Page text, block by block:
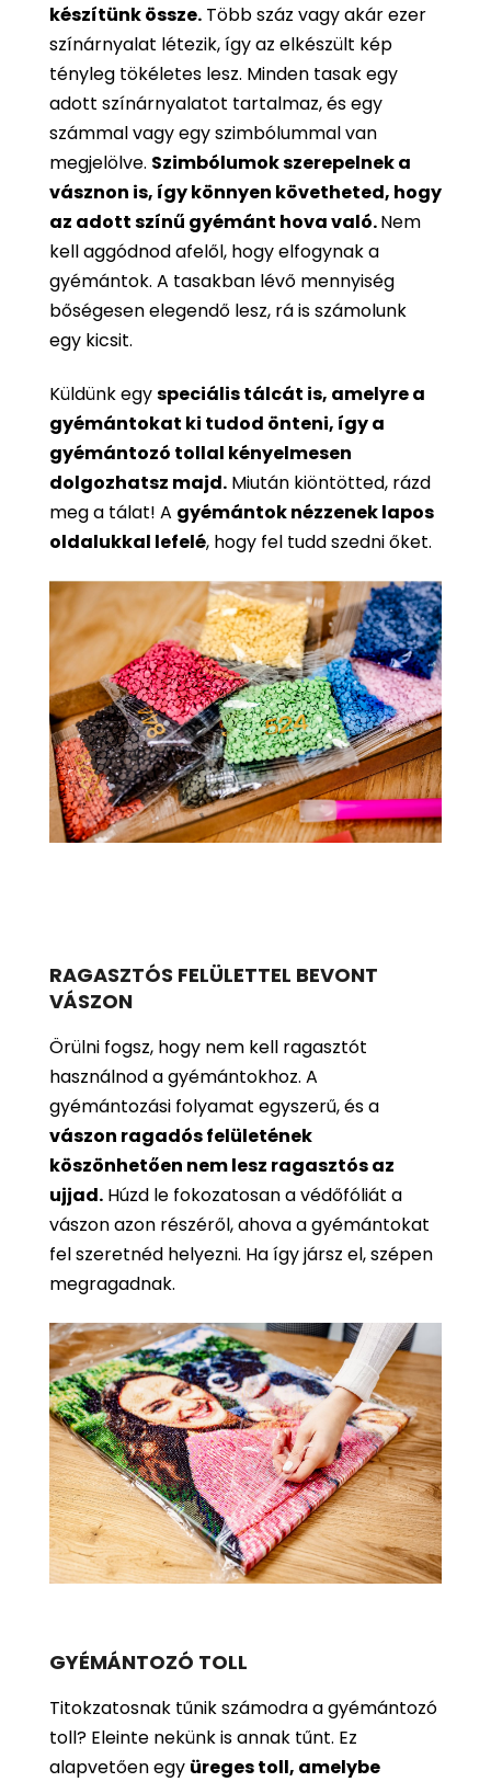
készítünk össze. Több száz vagy akár ezer
színárnyalat létezik, így az elkészült kép
tényleg tökéletes lesz. Minden tasak egy
adott színárnyalatot tartalmaz, és egy
számmal vagy egy szimbólummal van
megjelölve. Szimbólumok szerepelnek a
vásznon is, így könnyen követheted, hogy
az adott színű gyémánt hova való.Nem
kell aggódnod afelől, hogy elfogynak a
gyémántok. A tasakban lévő mennyiség
bőségesen elegendő lesz, rá is számolunk
egy kicsit.
Küldünk egyspeciális tálcát is, amelyre a
gyémántokat ki tudod önteni, így a
gyémántozó tollal kényelmesen
dolgozhatsz majd. Miután kiöntötted, rázd
meg a tálat! A gyémántok nézzenek lapos
oldalukkal lefelé, hogy fel tudd szedni őket.
RAGASZTÓS FELÜLETTEL BEVONT
VÁSZON
Örülni fogsz, hogy nem kell ragasztót
használnod a gyémántokhoz. A
gyémántozási folyamat egyszerű, és a
vászon ragadós felületének
köszönhetően nem lesz ragasztós az
ujjad. Húzd le fokozatosan a védőfóliát a
vászon azon részéről, ahova a gyémántokat
fel szeretnéd helyezni. Ha így jársz el, szépen
megragadnak.
GYÉMÁNTOZÓ TOLL
Titokzatosnak tűnik számodra a gyémántozó
toll? Eleinte nekünk is annak tűnt. Ez
alapvetően egy üreges toll, amelybe